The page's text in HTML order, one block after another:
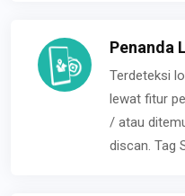
Penanda
Terdeteksi
lewat fitur
/ atau
discan. Tag